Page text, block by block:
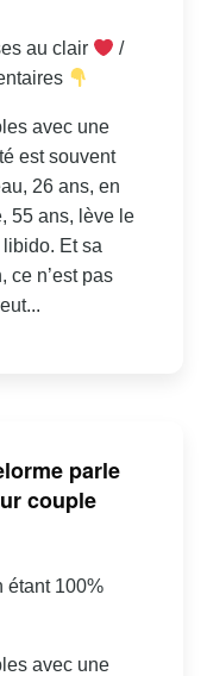
au clair
/
avec une
est souvent
26 ans, en
55 ans, lève le
Et sa
ce n’est pas
parle
couple
étant 100%
avec une